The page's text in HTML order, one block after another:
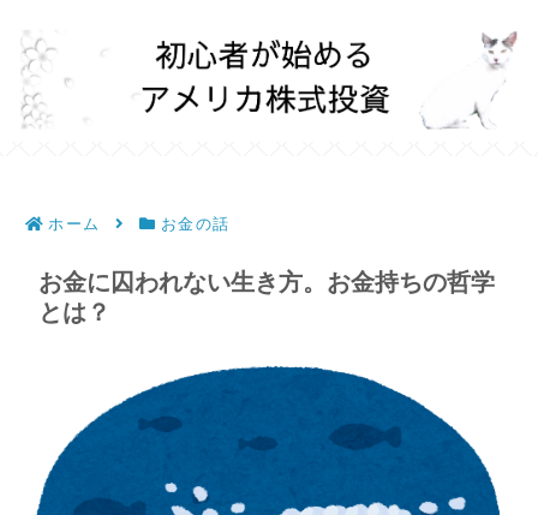
ホーム お金の話
お金に囚われない生き方。お金持ちの哲学
とは？